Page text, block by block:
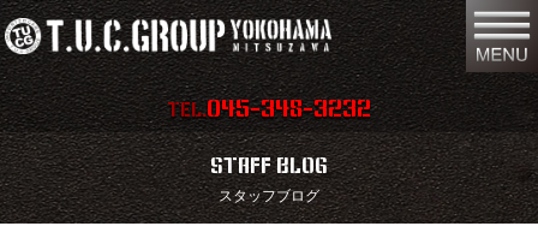
TEL.045-348-3232
在庫車両情報 店舗情報
保証内容 地図
STAFF BLOG
スタッフブログ